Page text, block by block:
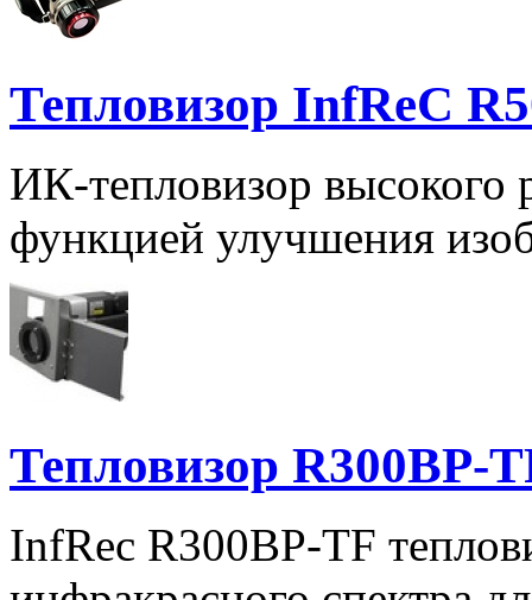
Тепловизор InfReC
ИК-тепловизор высокого
функцией улучшения
Тепловизор R300BP-
InfRec R300BP-TF